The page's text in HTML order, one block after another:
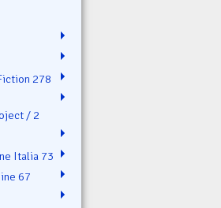
278
/ 2
Italia 73
67